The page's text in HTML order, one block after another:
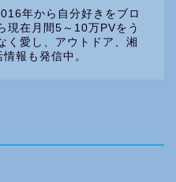
年から自分好きをブロ
現在月間5～10万PVをう
く愛し、アウトドア、湘
報も発信中。